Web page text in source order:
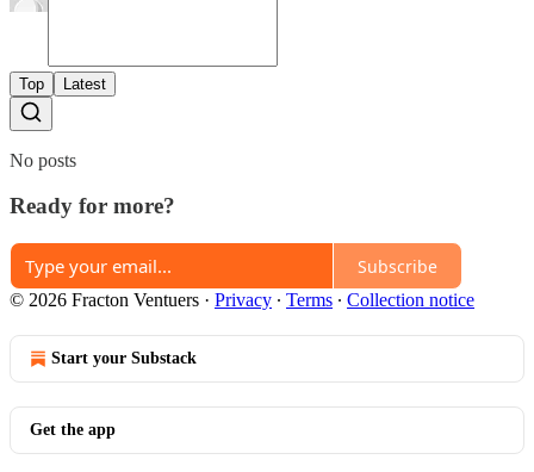
Top Latest
No posts
Ready for more?
Subscribe
© 2026 Fracton Ventuers · Privacy ∙ Terms ∙ Collection notice
Start your Substack
Get the app